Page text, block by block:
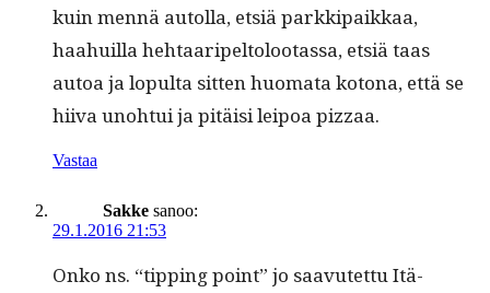
kuin men­nä autol­la, etsiä parkkipaikkaa,
haahuil­la hehtaaripel­tolootas­sa, etsiä taas
autoa ja lop­ul­ta sit­ten huo­ma­ta kotona, että se
hii­va uno­h­tui ja pitäisi leipoa pizzaa.
Vastaa
Sakke sanoo:
29.1.2016 21:53
Onko ns. “tip­ping point” jo saavutet­tu Itä-